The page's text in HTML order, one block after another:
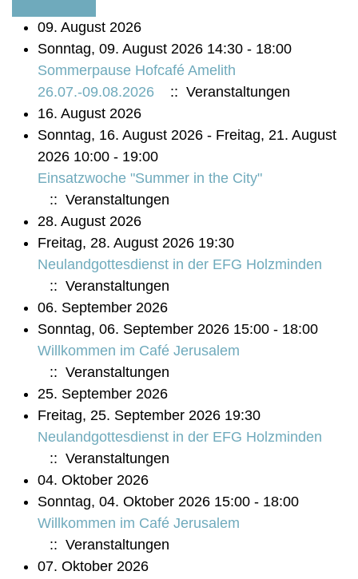
09. August 2026
Sonntag, 09. August 2026 14:30 - 18:00
Sommerpause Hofcafé Amelith
26.07.-09.08.2026
:: Veranstaltungen
16. August 2026
Sonntag, 16. August 2026 - Freitag, 21. August
2026 10:00 - 19:00
Einsatzwoche "Summer in the City"
:: Veranstaltungen
28. August 2026
Freitag, 28. August 2026 19:30
Neulandgottesdienst in der EFG Holzminden
:: Veranstaltungen
06. September 2026
Sonntag, 06. September 2026 15:00 - 18:00
Willkommen im Café Jerusalem
:: Veranstaltungen
25. September 2026
Freitag, 25. September 2026 19:30
Neulandgottesdienst in der EFG Holzminden
:: Veranstaltungen
04. Oktober 2026
Sonntag, 04. Oktober 2026 15:00 - 18:00
Willkommen im Café Jerusalem
:: Veranstaltungen
07. Oktober 2026